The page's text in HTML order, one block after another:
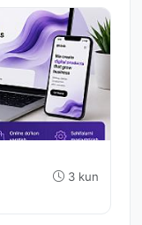
3 kun